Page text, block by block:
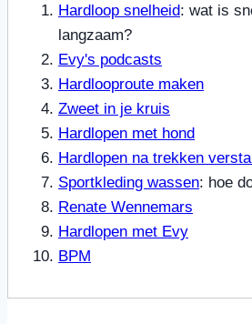
Hardloop snelheid: wat is
langzaam?
Evy's podcasts
Hardlooproute maken
Zweet in je kruis
Hardlopen met hond
Hardlopen na trekken
Sportkleding wassen: hoe
Renate Wennemars
Hardlopen met Evy
BPM